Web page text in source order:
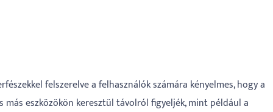
felszerelve a felhasználók számára kényelmes, hogy a
eszközökön keresztül távolról figyeljék, mint például a